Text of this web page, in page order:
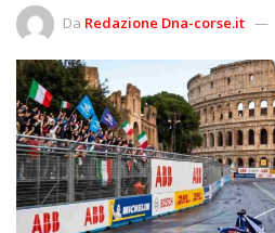
Da Redazione Dna-corse.it